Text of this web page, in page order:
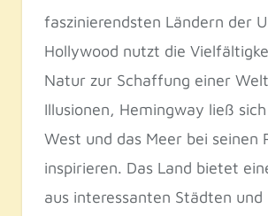
faszinierendsten Ländern der
Hollywood nutzt die
Natur zur Schaffung einer
Illusionen, Hemingway ließ
West und das Meer bei seinen
inspirieren. Das Land bietet
aus interessanten Städten und